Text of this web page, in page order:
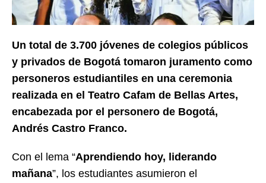
Un total de 3.700 jóvenes de colegios públicos
y privados de Bogotá tomaron juramento como
personeros estudiantiles en una ceremonia
realizada en el Teatro Cafam de Bellas Artes,
encabezada por el personero de Bogotá,
Andrés Castro Franco.
Con el lema “Aprendiendo hoy, liderando
mañana”, los estudiantes asumieron el